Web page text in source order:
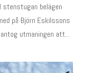
stenstugan belägen
på Björn Eskilssons
utmaningen att...